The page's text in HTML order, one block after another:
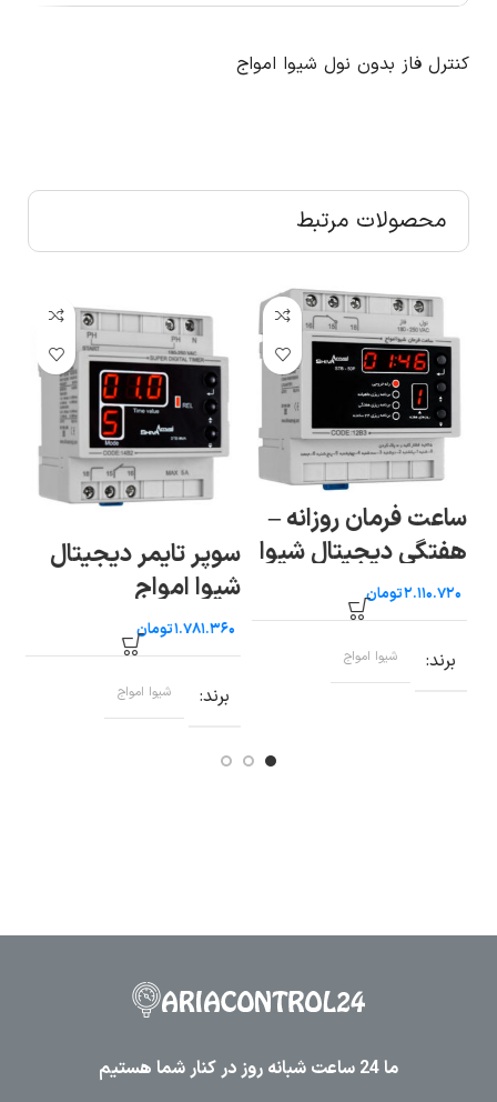
کنترل فاز بدون نول شیوا امواج
محصولات مرتبط
ساعت فرمان روزانه –
هفتگی دیجیتال شیوا
امواج WTB-30Pتومان
برند شیوا امواج
سوپر تایمر دیجیتال
شیوا امواج
تومان
برند شیوا امواج
ما 24 ساعت شبانه روز در کنار شما هستیم